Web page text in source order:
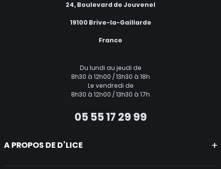
24, Boulevard de Jouvenel
19100 Brive-la-Gaillarde
France
Du lundi au jeudi de
8h30 à 12h00 / 13h30 à 18h
Le vendredi de
8h30 à 12h00 / 13h30 à 17h
05 55 17 29 99
A PROPOS DE D’LICE
Mentions légales